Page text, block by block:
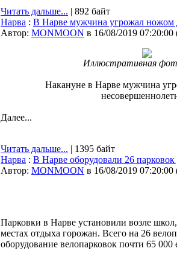
Читать дальше... | 892 байт
Нарва : В Нарве мужчина угрожал ножом
Автор: MONMOON в 16/08/2019 07:20:00
Иллюстративная
Накануне в Нарве мужчина
Далее...
Читать дальше... | 1395 байт
Нарва : В Нарве оборудовали 26 парковок
Автор: MONMOON в 16/08/2019 07:20:00
Парковки в Нарве установили возле
местах отдыха горожан. Всего на 26
оборудование велопарковок почти 65 000